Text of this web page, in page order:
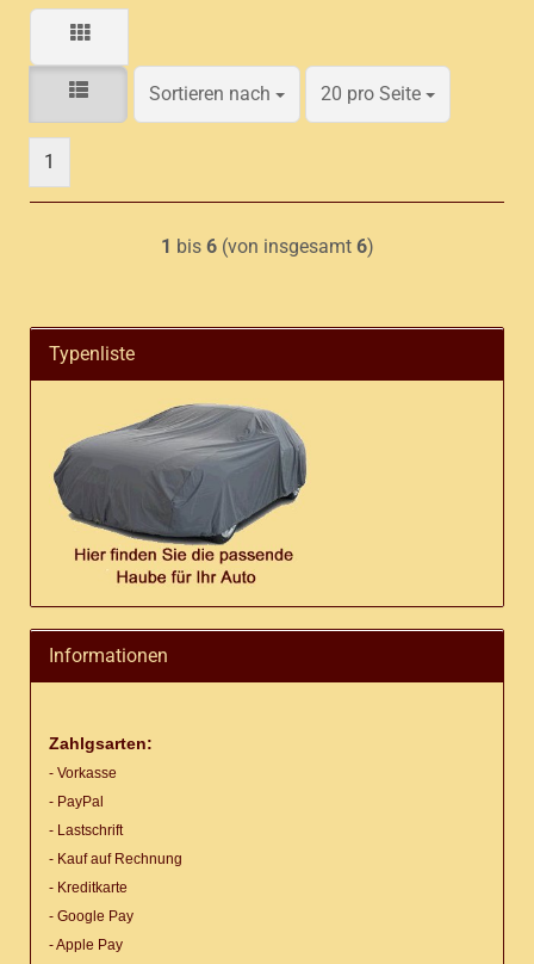
Sortieren nach
Sortieren nach 20 pro Seite
pro Seite
1
1 bis 6(von insgesamt 6)
Typenliste
Informationen
Zahlgsarten:
- Vorkasse
- PayPal
- Lastschrift
- Kauf auf Rechnung
- Kreditkarte
- Google Pay
- Apple Pay